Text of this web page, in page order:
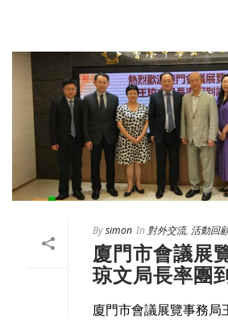
Bysimon In 對外交流, 活動回
廈門市會議展
琼文局長率團
廈門市會議展覽事務局